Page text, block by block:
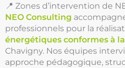
📍 Zones d’intervention de
NEO Consulting
professionnels pour la
énergétiques conformes à
Chavigny. Nos équipes
approche pédagogique,